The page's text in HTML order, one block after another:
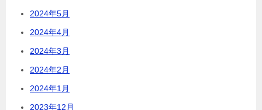
2024年5月
2024年4月
2024年3月
2024年2月
2024年1月
2023年12月